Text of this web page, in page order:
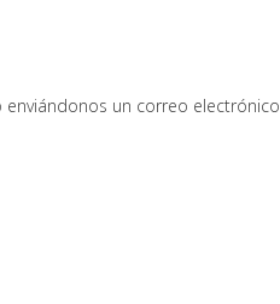
un correo electrónico.